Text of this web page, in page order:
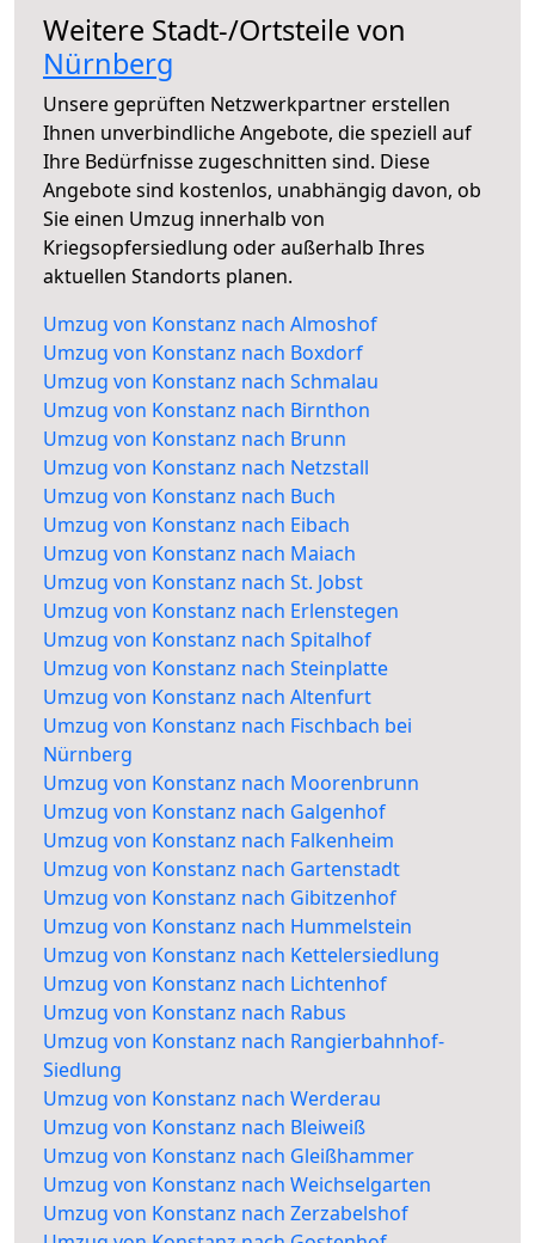
Weitere Stadt-/Ortsteile von
Nürnberg
Unsere geprüften Netzwerkpartner erstellen
Ihnen unverbindliche Angebote, die speziell auf
Ihre Bedürfnisse zugeschnitten sind. Diese
Angebote sind kostenlos, unabhängig davon, ob
Sie einen Umzug innerhalb von
Kriegsopfersiedlung oder außerhalb Ihres
aktuellen Standorts planen.
Umzug von Konstanz nach Almoshof
Umzug von Konstanz nach Boxdorf
Umzug von Konstanz nach Schmalau
Umzug von Konstanz nach Birnthon
Umzug von Konstanz nach Brunn
Umzug von Konstanz nach Netzstall
Umzug von Konstanz nach Buch
Umzug von Konstanz nach Eibach
Umzug von Konstanz nach Maiach
Umzug von Konstanz nach St. Jobst
Umzug von Konstanz nach Erlenstegen
Umzug von Konstanz nach Spitalhof
Umzug von Konstanz nach Steinplatte
Umzug von Konstanz nach Altenfurt
Umzug von Konstanz nach Fischbach bei
Nürnberg
Umzug von Konstanz nach Moorenbrunn
Umzug von Konstanz nach Galgenhof
Umzug von Konstanz nach Falkenheim
Umzug von Konstanz nach Gartenstadt
Umzug von Konstanz nach Gibitzenhof
Umzug von Konstanz nach Hummelstein
Umzug von Konstanz nach Kettelersiedlung
Umzug von Konstanz nach Lichtenhof
Umzug von Konstanz nach Rabus
Umzug von Konstanz nach Rangierbahnhof-
Siedlung
Umzug von Konstanz nach Werderau
Umzug von Konstanz nach Bleiweiß
Umzug von Konstanz nach Gleißhammer
Umzug von Konstanz nach Weichselgarten
Umzug von Konstanz nach Zerzabelshof